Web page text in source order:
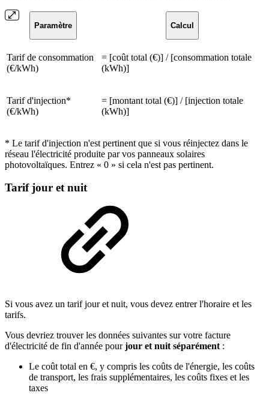
Paramètre Calcul
Tarif de consommation
(€/kWh)
= [coût total (€)] / [consommation totale
(kWh)]
Tarif d'injection*
(€/kWh)
= [montant total (€)] / [injection totale
(kWh)]
* Le tarif d'injection n'est pertinent que si vous réinjectez dans le
réseau l'électricité produite par vos panneaux solaires
photovoltaïques. Entrez « 0 » si cela n'est pas pertinent.
Tarif jour et nuit
Si vous avez un tarif jour et nuit, vous devez entrer l'horaire et les
tarifs.
Vous devriez trouver les données suivantes sur votre facture
d'électricité de fin d'année pourjour et nuit séparément :
Le coût total en €, y compris les coûts de l'énergie, les coûts
de transport, les frais supplémentaires, les coûts fixes et les
taxes